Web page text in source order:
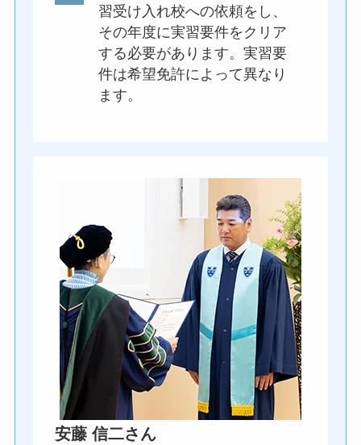
習受け入れ校への依頼をし、
その年度に実習要件をクリア
する必要があります。実習要
件は希望免許によって異なり
ます。
安藤 信二さん